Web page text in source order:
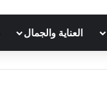
العناية والجمال